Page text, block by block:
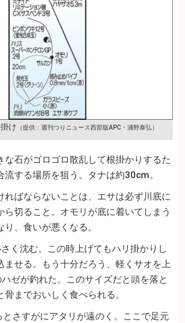
け （提供：週刊つりニュース西部版APC・浦野泰弘）
な石がゴロゴロ散乱して根掛かりするた
流する場所を狙う。タナは約30cm。
ればならないことは、エサは必ず川底に
ら切ること。オモリが底に着いてしまう
、食いが悪くなる。
く沈む。この時上げてもハリ掛かりし
ませる。もう十分だろう、軽くサオを上
ゼが釣れた。このサイズだと頭を落と
骨までおいしく食べられる。
さすがにアタリが遠のく。ここで足元